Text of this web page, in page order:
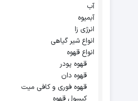
آب
آبمیوه
انرژی زا
انواع شیر گیاهی
انواع قهوه
قهوه پودر
قهوه دان
قهوه فوری و کافی میت
کپسول قهوه